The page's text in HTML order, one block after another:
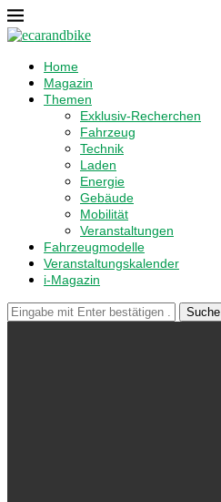
Home
Magazin
Themen
Exklusiv-Recherchen
Fahrzeug
Technik
Laden
Energie
Gebäude
Mobilität
Veranstaltungen
Fahrzeugmodelle
Veranstaltungskalender
i-Magazin
Suche